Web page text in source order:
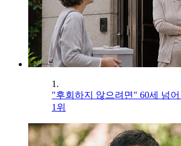
1.
"후회하지 않으려면" 60세 넘
1위